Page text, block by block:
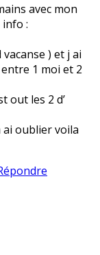
avec mon
:
) et j ai
1 moi et 2
out les 2 d’
ai oublier voila